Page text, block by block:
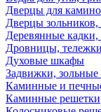
Дверцы для
Дверцы
Деревянные
Дровницы,
Духовые шкафы
Задвижки, зольные
Каминные и
Каминные решетки